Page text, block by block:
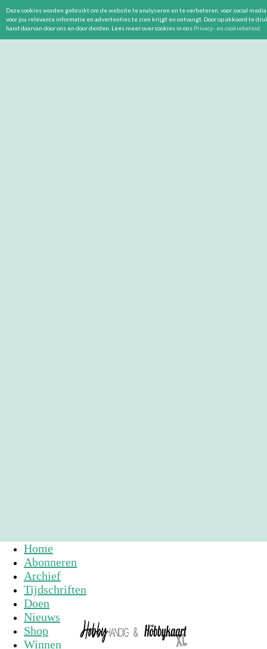
Home
Abonneren
Archief
Tijdschriften
Doen
Nieuws
Shop
Winnen
Deze cookies worden gebruikt om de website te analyseren en te verbeteren, voor social
voor jou relevante informatie en advertenties te zien krijgt en ontvangt. Door op akkoord te
hand daarvan door ons en door derden. Lees meer over cookies in ons Privacy- en cookiebeleid